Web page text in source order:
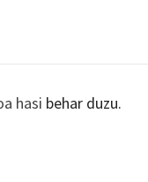
hasi behar duzu.